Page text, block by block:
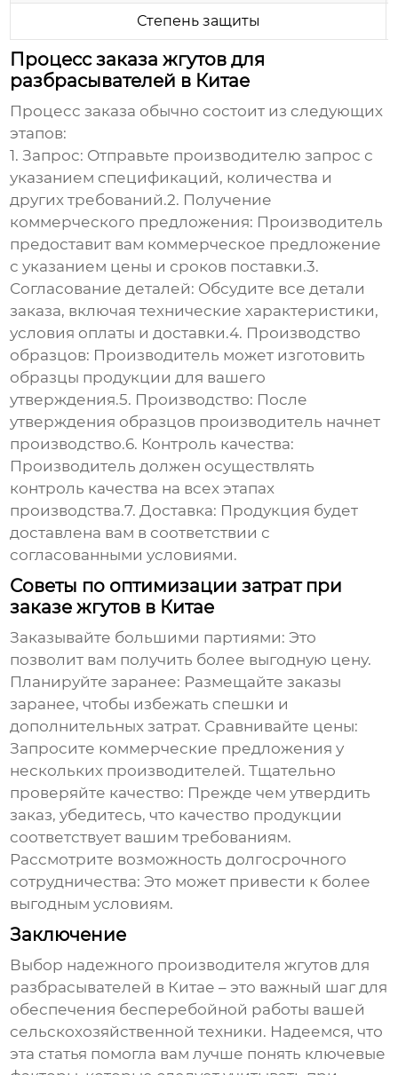
Степень защиты
Процесс заказа жгутов для
разбрасывателей в Китае
Процесс заказа обычно состоит из следующих
этапов:
1. Запрос: Отправьте производителю запрос с
указанием спецификаций, количества и
других требований.2. Получение
коммерческого предложения: Производитель
предоставит вам коммерческое предложение
с указанием цены и сроков поставки.3.
Согласование деталей: Обсудите все детали
заказа, включая технические характеристики,
условия оплаты и доставки.4. Производство
образцов: Производитель может изготовить
образцы продукции для вашего
утверждения.5. Производство: После
утверждения образцов производитель начнет
производство.6. Контроль качества:
Производитель должен осуществлять
контроль качества на всех этапах
производства.7. Доставка: Продукция будет
доставлена вам в соответствии с
согласованными условиями.
Советы по оптимизации затрат при
заказе жгутов в Китае
Заказывайте большими партиями: Это
позволит вам получить более выгодную цену.
Планируйте заранее: Размещайте заказы
заранее, чтобы избежать спешки и
дополнительных затрат. Сравнивайте цены:
Запросите коммерческие предложения у
нескольких производителей. Тщательно
проверяйте качество: Прежде чем утвердить
заказ, убедитесь, что качество продукции
соответствует вашим требованиям.
Рассмотрите возможность долгосрочного
сотрудничества: Это может привести к более
выгодным условиям.
Заключение
Выбор надежного производителя жгутов для
разбрасывателей в Китае – это важный шаг для
обеспечения бесперебойной работы вашей
сельскохозяйственной техники. Надеемся, что
эта статья помогла вам лучше понять ключевые